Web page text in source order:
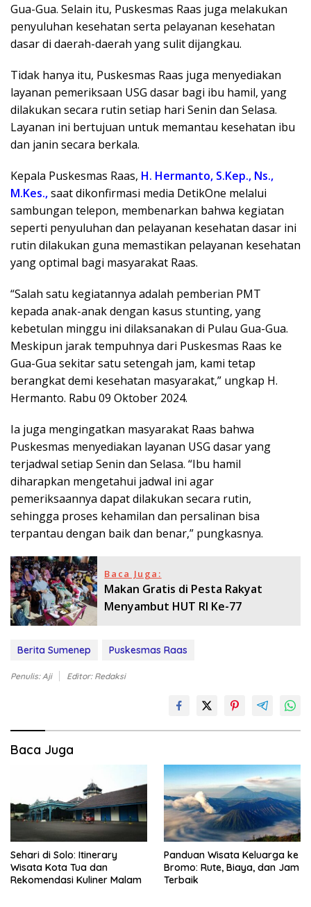
Gua-Gua. Selain itu, Puskesmas Raas juga melakukan
penyuluhan kesehatan serta pelayanan kesehatan
dasar di daerah-daerah yang sulit dijangkau.
Tidak hanya itu, Puskesmas Raas juga menyediakan
layanan pemeriksaan USG dasar bagi ibu hamil, yang
dilakukan secara rutin setiap hari Senin dan Selasa.
Layanan ini bertujuan untuk memantau kesehatan ibu
dan janin secara berkala.
Kepala Puskesmas Raas, H. Hermanto, S.Kep., Ns.,
M.Kes.,saat dikonfirmasi media DetikOne melalui
sambungan telepon, membenarkan bahwa kegiatan
seperti penyuluhan dan pelayanan kesehatan dasar ini
rutin dilakukan guna memastikan pelayanan kesehatan
yang optimal bagi masyarakat Raas.
“Salah satu kegiatannya adalah pemberian PMT
kepada anak-anak dengan kasus stunting, yang
kebetulan minggu ini dilaksanakan di Pulau Gua-Gua.
Meskipun jarak tempuhnya dari Puskesmas Raas ke
Gua-Gua sekitar satu setengah jam, kami tetap
berangkat demi kesehatan masyarakat,” ungkap H.
Hermanto. Rabu 09 Oktober 2024.
Ia juga mengingatkan masyarakat Raas bahwa
Puskesmas menyediakan layanan USG dasar yang
terjadwal setiap Senin dan Selasa. “Ibu hamil
diharapkan mengetahui jadwal ini agar
pemeriksaannya dapat dilakukan secara rutin,
sehingga proses kehamilan dan persalinan bisa
terpantau dengan baik dan benar,” pungkasnya.
Baca Juga:
Makan Gratis di Pesta Rakyat
Menyambut HUT RI Ke-77
Berita Sumenep Puskesmas Raas
Penulis: Aji Editor: Redaksi
Baca Juga
Sehari di Solo: Itinerary
Wisata Kota Tua dan
Rekomendasi Kuliner Malam
Panduan Wisata Keluarga ke
Bromo: Rute, Biaya, dan Jam
Terbaik